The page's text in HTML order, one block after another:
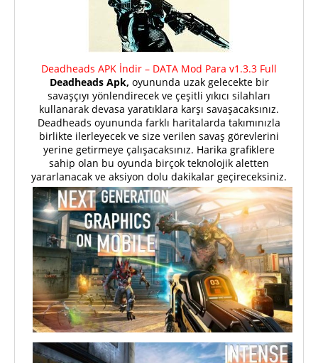
Deadheads APK İndir – DATA Mod Para v1.3.3 Full
Deadheads Apk, oyununda uzak gelecekte bir
savaşçıyı yönlendirecek ve çeşitli yıkıcı silahları
kullanarak devasa yaratıklara karşı savaşacaksınız.
Deadheads oyununda farklı haritalarda takımınızla
birlikte ilerleyecek ve size verilen savaş görevlerini
yerine getirmeye çalışacaksınız. Harika grafiklere
sahip olan bu oyunda birçok teknolojik aletten
yararlanacak ve aksiyon dolu dakikalar geçireceksiniz.